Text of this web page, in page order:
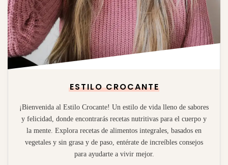
ESTILO CROCANTE
¡Bienvenida al Estilo Crocante! Un estilo de vida lleno de sabores
y felicidad, donde encontrarás recetas nutritivas para el cuerpo y
la mente. Explora recetas de alimentos integrales, basados en
vegetales y sin grasa y de paso, entérate de increíbles consejos
para ayudarte a vivir mejor.